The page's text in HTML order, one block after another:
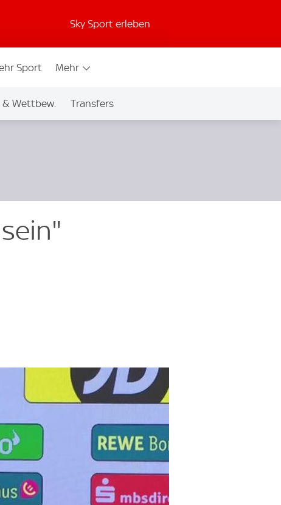
Sky Sport erleben
Sport Mehr
& Wettbew. Transfers